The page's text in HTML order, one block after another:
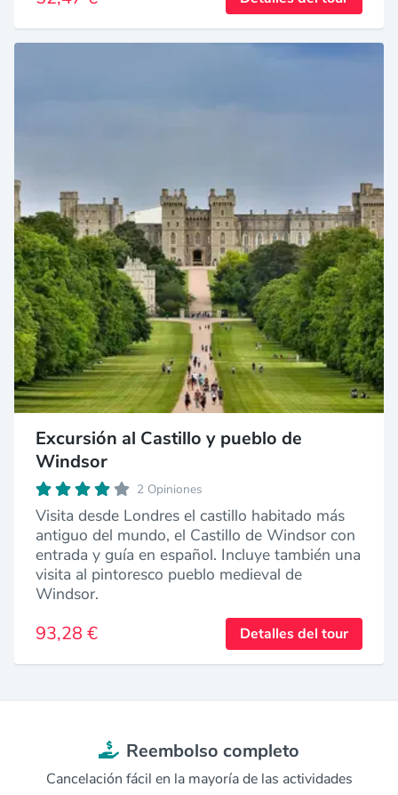
Excursión al Castillo y pueblo de
Windsor
2 Opiniones
Visita desde Londres el castillo habitado más
antiguo del mundo, el Castillo de Windsor con
entrada y guía en español. Incluye también una
visita al pintoresco pueblo medieval de
Windsor.
93,28 € Detalles del tour
Reembolso completo
Cancelación fácil en la mayoría de las actividades